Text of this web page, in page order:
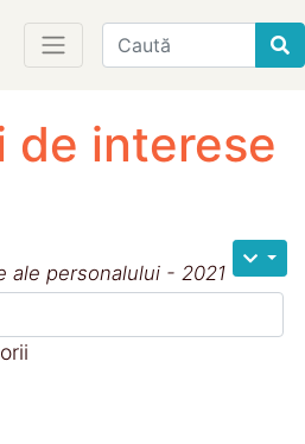
Find
de interese
ale personalului - 2021